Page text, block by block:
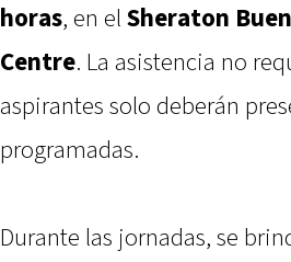
horas, en el Sheraton
Centre. La asistencia no
aspirantes solo deberán
programadas.
Durante las jornadas, se